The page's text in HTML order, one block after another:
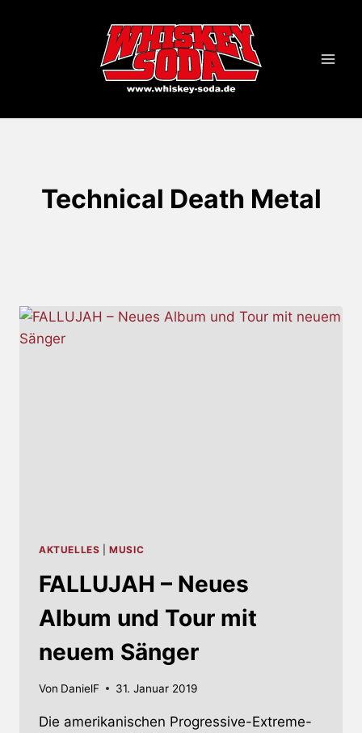
Technical Death Metal
AKTUELLES |MUSIC
FALLUJAH – Neues
Album und Tour mit
neuem Sänger
Von DanielF 31. Januar 2019
Die amerikanischen Progressive-Extreme-